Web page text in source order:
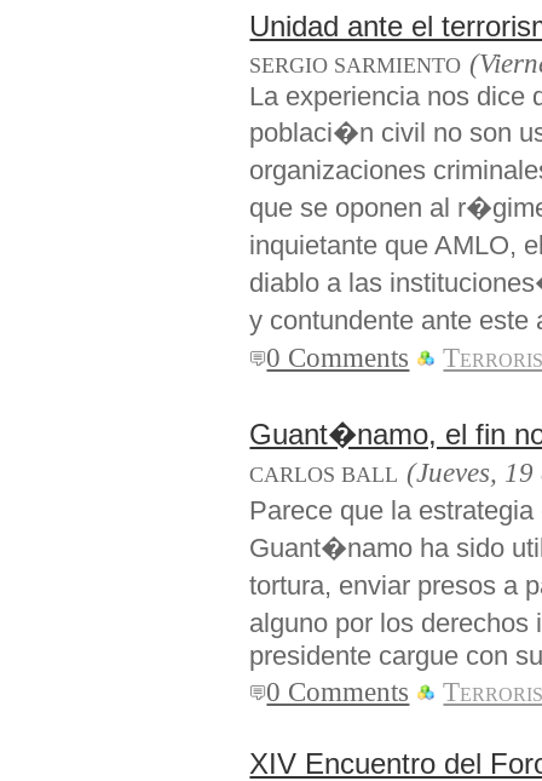
Unidad ante el
SERGIO SARMIENTO
La experiencia nos dice
poblaci�n civil no son
organizaciones
que se oponen al
inquietante que AMLO,
diablo a las
y contundente ante
0 Comments
Guant�namo, el fin
CARLOS BALL (Jueves,
Parece que la
Guant�namo ha sido
tortura, enviar presos a
alguno por los
presidente cargue con
0 Comments
XIV Encuentro del